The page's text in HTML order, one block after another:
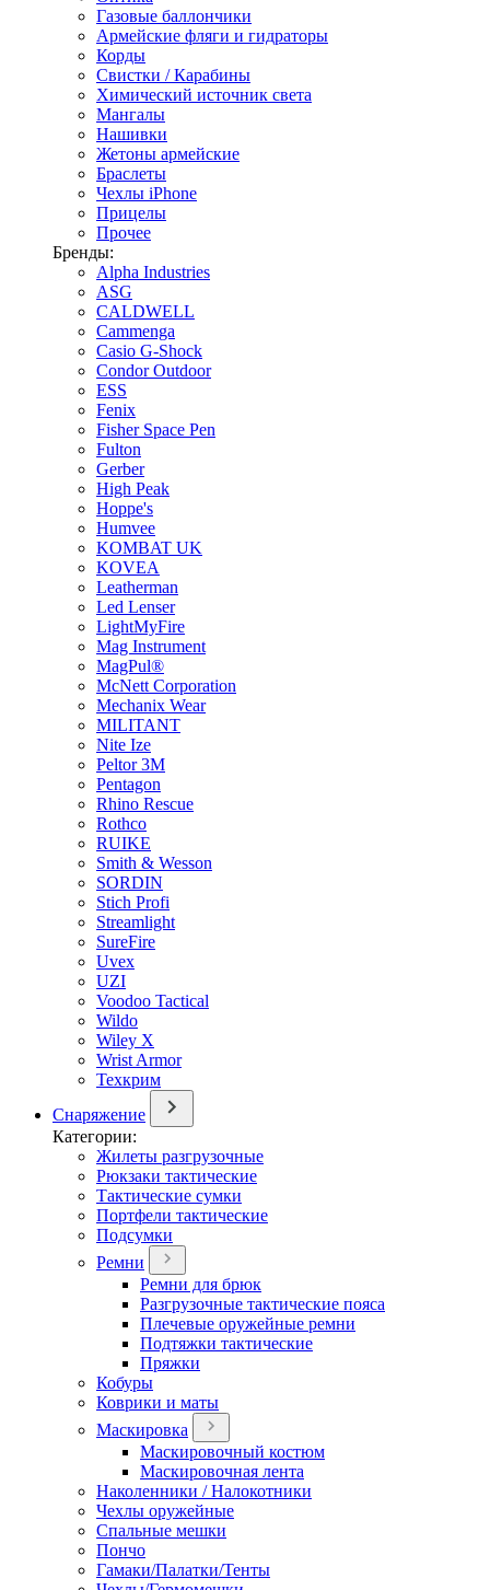
Газовые баллончики
Армейские фляги и гидраторы
Корды
Свистки / Карабины
Химический источник света
Мангалы
Нашивки
Жетоны армейские
Браслеты
Чехлы iPhone
Прицелы
Прочее
Бренды:
Alpha Industries
ASG
CALDWELL
Cammenga
Casio G-Shock
Condor Outdoor
ESS
Fenix
Fisher Space Pen
Fulton
Gerber
High Peak
Hoppe's
Humvee
KOMBAT UK
KOVEA
Leatherman
Led Lenser
LightMyFire
Mag Instrument
MagPul®
McNett Corporation
Mechanix Wear
MILITANT
Nite Ize
Peltor 3M
Pentagon
Rhino Rescue
Rothco
RUIKE
Smith & Wesson
SORDIN
Stich Profi
Streamlight
SureFire
Uvex
UZI
Voodoo Tactical
Wildo
Wiley X
Wrist Armor
Техкрим
Снаряжение
Категории:
Жилеты разгрузочные
Рюкзаки тактические
Тактические сумки
Портфели тактические
Подсумки
Ремни
Ремни для брюк
Разгрузочные тактические пояса
Плечевые оружейные ремни
Подтяжки тактические
Пряжки
Кобуры
Коврики и маты
Маскировка
Маскировочный костюм
Маскировочная лента
Наколенники / Налокотники
Чехлы оружейные
Спальные мешки
Пончо
Гамаки/Палатки/Тенты